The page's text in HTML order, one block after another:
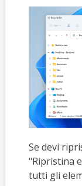
Se devi
"Ripristina
tutti gli